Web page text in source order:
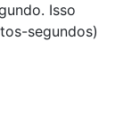
Isso
segundos)